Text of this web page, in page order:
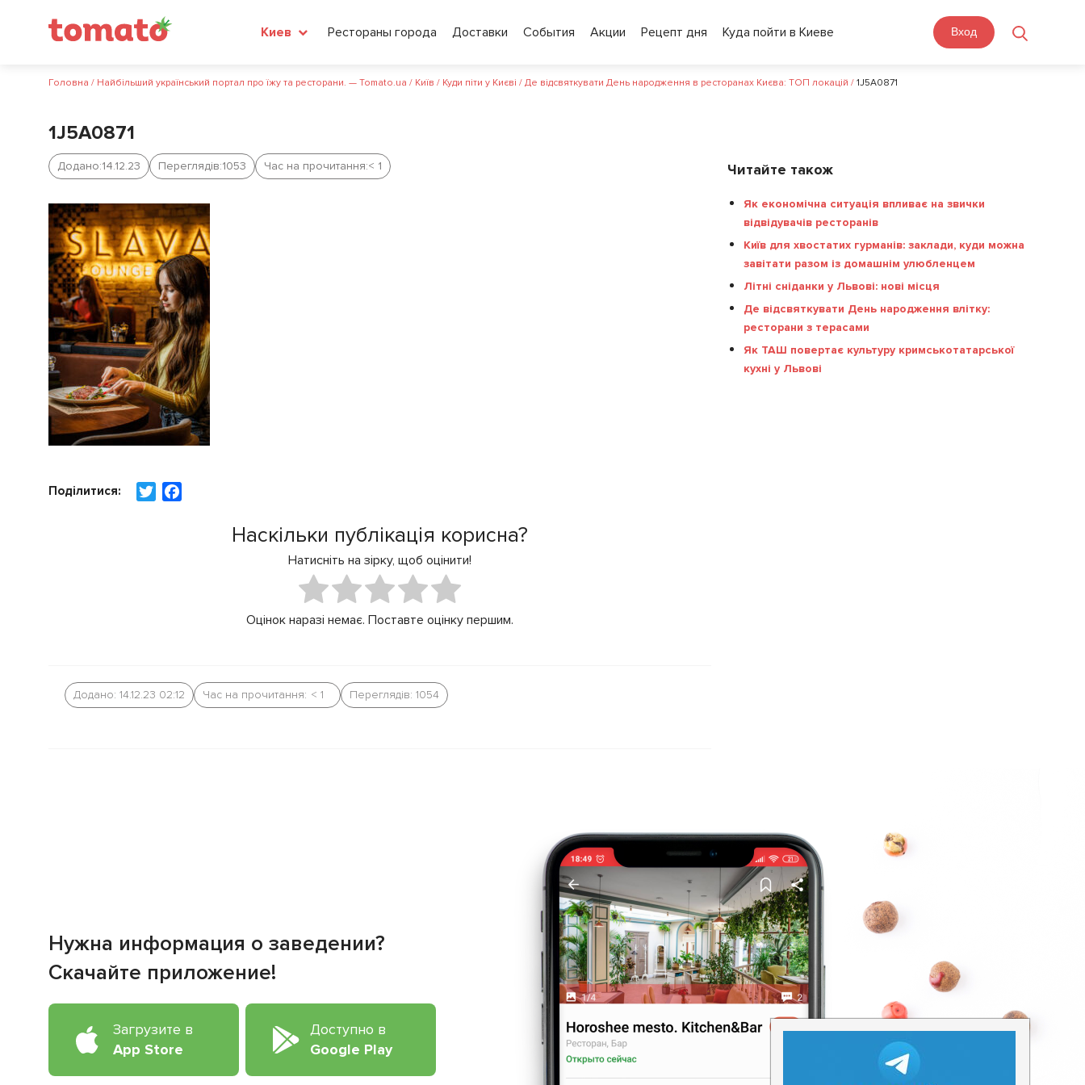
Киев Рестораны города Доставки События Акции Рецепт дня Куда пойти в Киеве Вход
Головна / Найбільший український портал про їжу та ресторани. — Tomato.ua / Київ / Куди піти у Києві / Де відсвяткувати День народження в ресторанах Києва: ТОП локацій / 1J5A0871
1J5A0871
Додано:14.12.23 Переглядів:1053 Час на прочитання:< 1
Поділитися:
Наскільки публікація корисна?
Натисніть на зірку, щоб оцінити!
Оцінок наразі немає. Поставте оцінку першим.
Додано: 14.12.23 02:12 Час на прочитання: < 1 Переглядів: 1054
Читайте також
Як економічна ситуація впливає на звички
відвідувачів ресторанів
Київ для хвостатих гурманів: заклади, куди можна
завітати разом із домашнім улюбленцем
Літні сніданки у Львові: нові місця
Де відсвяткувати День народження влітку:
ресторани з терасами
Як ТАШ повертає культуру кримськотатарської
кухні у Львові
Нужна информация о заведении?
Скачайте приложение!
Загрузите в
App Store
Доступно в
Google Play